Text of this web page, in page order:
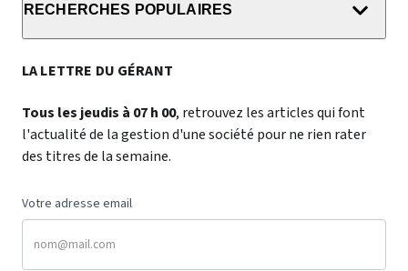
RECHERCHES POPULAIRES
LA LETTRE DU GÉRANT
Tous les jeudis à 07 h 00, retrouvez les articles qui font
l'actualité de la gestion d'une société pour ne rien rater
des titres de la semaine.
Votre adresse email